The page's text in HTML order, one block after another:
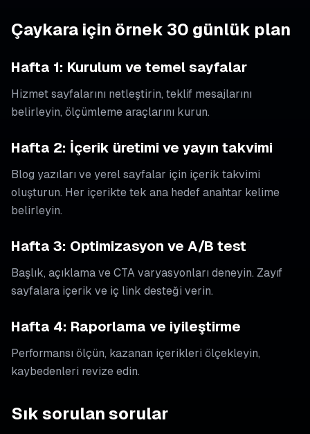
Çaykara için örnek 30 günlük plan
Hafta 1: Kurulum ve temel sayfalar
Hizmet sayfalarını netleştirin, teklif mesajlarını
belirleyin, ölçümleme araçlarını kurun.
Hafta 2: İçerik üretimi ve yayın takvimi
Blog yazıları ve yerel sayfalar için içerik takvimi
oluşturun. Her içerikte tek ana hedef anahtar kelime
belirleyin.
Hafta 3: Optimizasyon ve A/B test
Başlık, açıklama ve CTA varyasyonları deneyin. Zayıf
sayfalara içerik ve iç link desteği verin.
Hafta 4: Raporlama ve iyileştirme
Performansı ölçün, kazanan içerikleri ölçekleyin,
kaybedenleri revize edin.
Sık sorulan sorular